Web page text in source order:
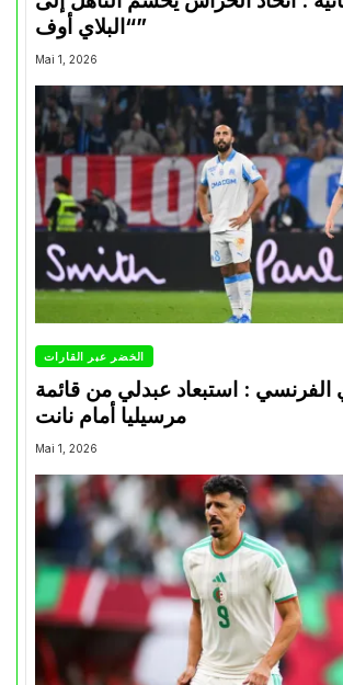
“البلاي أوف”
Mai 1, 2026
الخضر عبر القارات
الفرنسي : استبعاد عبدلي من قائمة
مرسيليا أمام نانت
Mai 1, 2026